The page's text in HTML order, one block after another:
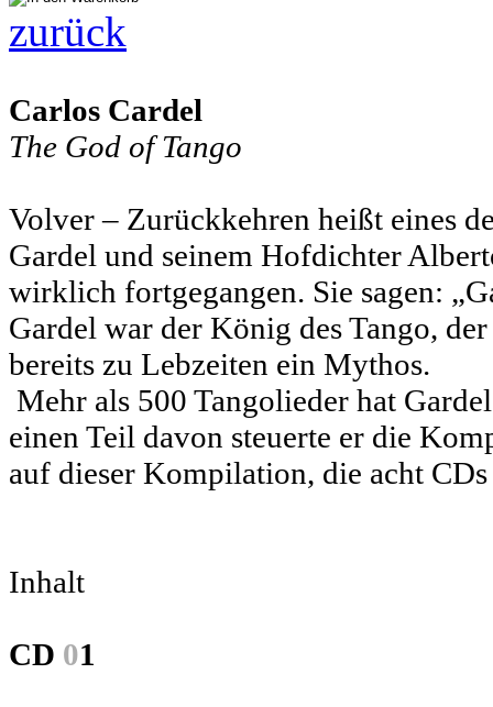
zurück
Carlos Cardel
The God of Tango
Volver – Zurückkehren heißt eines
Gardel und seinem Hofdichter
wirklich fortgegangen. Sie sagen:
Gardel war der König des Tango,
bereits zu Lebzeiten ein Mythos.
Mehr als 500 Tangolieder hat
einen Teil davon steuerte er die
auf dieser Kompilation, die acht
Inhalt
CD 01